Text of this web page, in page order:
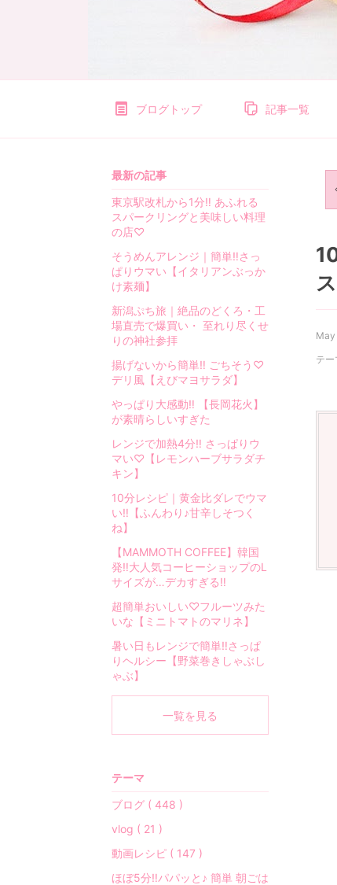
ブログトップ 記事一覧
テー
最新の記事
東京駅改札から1分‼︎ あふれる
スパークリングと美味しい料理
の店♡
そうめんアレンジ｜簡単‼︎さっ
ぱりウマい【イタリアンぶっか
け素麺】
新潟ぷち旅｜絶品のどくろ・工
場直売で爆買い・ 至れり尽くせ
りの神社参拝
揚げないから簡単‼︎ ごちそう♡
デリ風【えびマヨサラダ】
やっぱり大感動‼︎ 【長岡花火】
が素晴らしいすぎた
レンジで加熱4分‼︎ さっぱりウ
マい♡【レモンハーブサラダチ
キン】
10分レシピ｜黄金比ダレでウマ
い‼︎【ふんわり♪甘辛しそつく
ね】
【MAMMOTH COFFEE】韓国
発‼︎大人気コーヒーショップのL
サイズが…デカすぎる‼︎
超簡単おいしい♡フルーツみた
いな【ミニトマトのマリネ】
暑い日もレンジで簡単‼︎さっぱ
りヘルシー【野菜巻きしゃぶし
ゃぶ】
一覧を見る
テーマ
ブログ ( 448 )
vlog ( 21 )
動画レシピ ( 147 )
ほぼ5分‼︎パパッと♪ 簡単 朝ごは